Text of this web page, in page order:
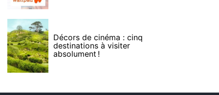
Décors de cinéma : cinq
destinations à visiter
absolument !